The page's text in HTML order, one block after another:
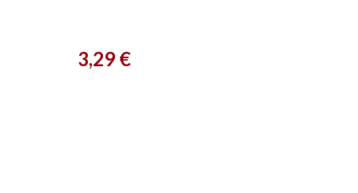
Prix
3,29 €